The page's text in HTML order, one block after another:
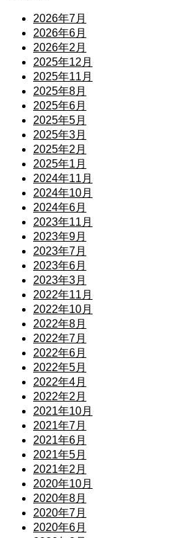
2026年7月
2026年6月
2026年2月
2025年12月
2025年11月
2025年8月
2025年6月
2025年5月
2025年3月
2025年2月
2025年1月
2024年11月
2024年10月
2024年6月
2023年11月
2023年9月
2023年7月
2023年6月
2023年3月
2022年11月
2022年10月
2022年8月
2022年7月
2022年6月
2022年5月
2022年4月
2022年2月
2021年10月
2021年7月
2021年6月
2021年5月
2021年2月
2020年10月
2020年8月
2020年7月
2020年6月